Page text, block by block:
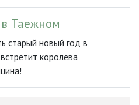
Таежном
старый новый год в
королева